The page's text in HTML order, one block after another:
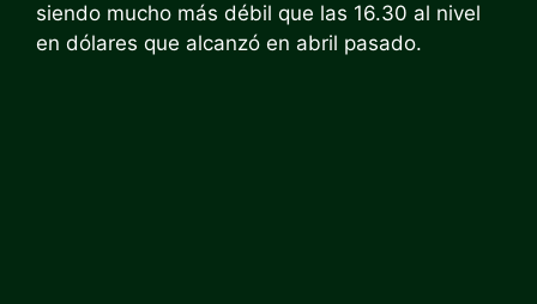
siendo mucho más débil que las 16.30 al nivel
en dólares que alcanzó en abril pasado.